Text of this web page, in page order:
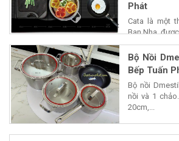
Phát
Cata là một
Ban Nha,
Bộ Nồi
Bếp Tuấn
Bộ nồi
nồi và 1
20cm,...